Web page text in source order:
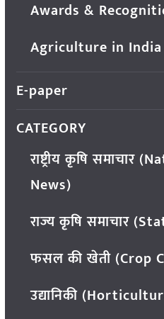
Awards &
Agriculture in India
E-paper
CATEGORY
राष्ट्रीय कृषि
News)
राज्य कृषि समाचार
फसल की खेती (Crop
उद्यानिकी